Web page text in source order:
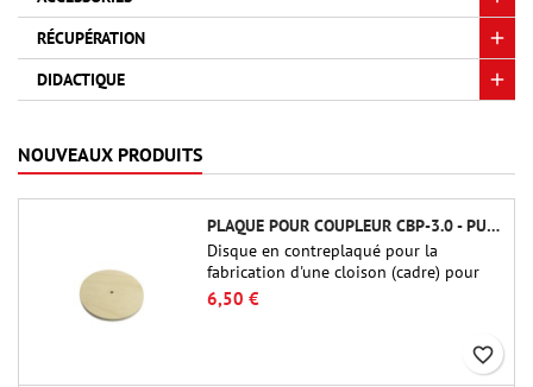
RÉCUPÉRATION
DIDACTIQUE
NOUVEAUX PRODUITS
PLAQUE POUR COUPLEUR CBP-3.0 - PUBLIC MISSILES LTD.
Disque en contreplaqué pour la
fabrication d'une cloison (cadre) pour
raccords tubulaires de 75 mm de Public
Missiles Ltd. (PT-3.0/QT-3.0)
6,50 €
favorite_border